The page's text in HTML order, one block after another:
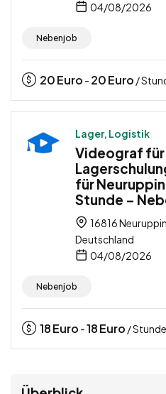
04/08/2026
Nebenjob
20Euro - 20Euro /
Lager, Logistik
Videograf für
für
Stunde –
16816
Deutschland
04/08/2026
Nebenjob
18Euro -18Euro / Stunde